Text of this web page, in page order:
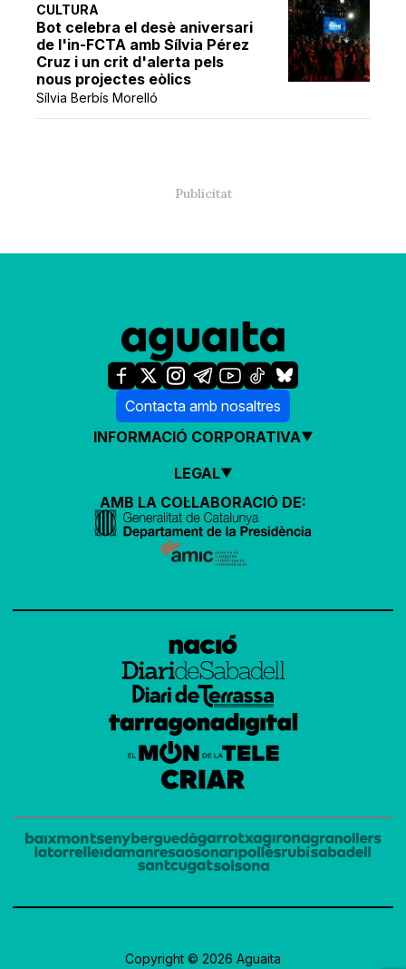
CULTURA
Bot celebra el desè aniversari
de l'in-FCTA amb Sílvia Pérez
Cruz i un crit d'alerta pels
nous projectes eòlics
Sílvia Berbís Morelló
Contacta amb nosaltres
INFORMACIÓ CORPORATIVA
LEGAL
AMB LA COL·LABORACIÓ DE:
Copyright © 2026 Aguaita